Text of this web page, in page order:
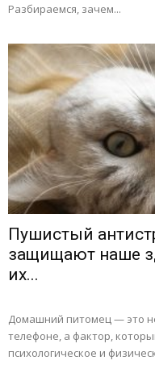
Разбираемся, зачем...
Пушистый
защищают наше
их...
Домашний питомец — это
телефоне, а фактор,
психологическое и